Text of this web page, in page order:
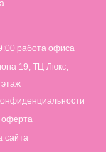
работа офиса
19, ТЦ Люкс,
оферта
сайта